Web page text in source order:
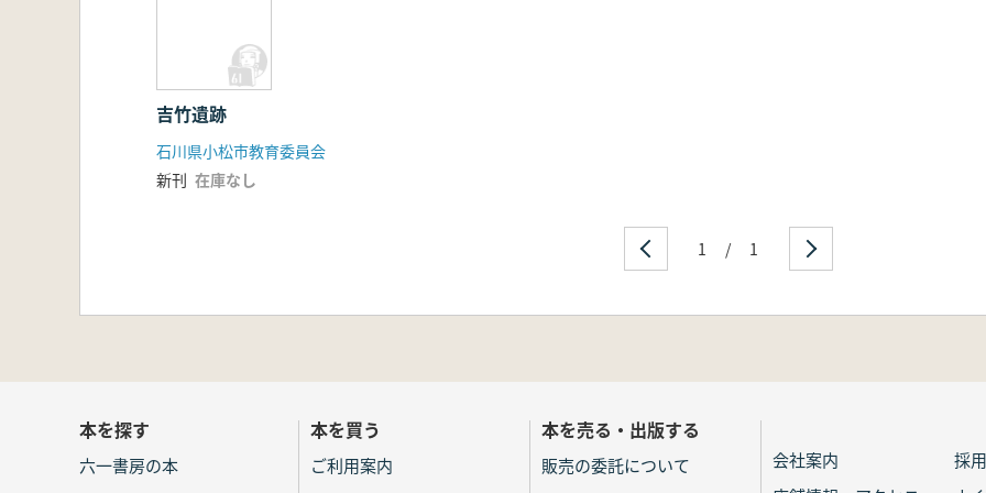
吉竹遺跡
石川県小松市教育委員会
新刊 在庫なし
1 / 1
本を探す
六一書房の本
本を買う
ご利用案内
本を売る・出版する
販売の委託について
会社案内
採